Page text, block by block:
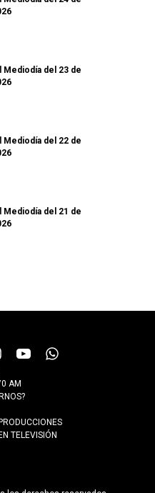
Mediodía del 23 de
Mediodía del 22 de
Mediodía del 21 de
AM
TELEVISIÓN